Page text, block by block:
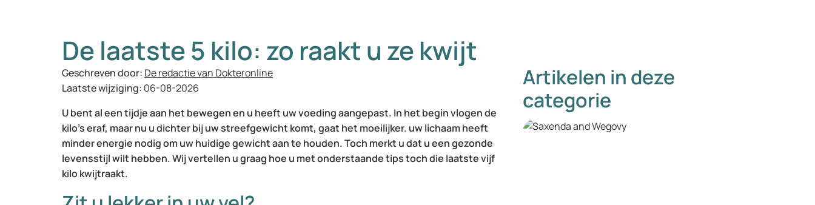
De laatste 5 kilo: zo raakt u ze kwijt
Geschreven door: De redactie van Dokteronline
Laatste wijziging: 06-08-2026
U bent al een tijdje aan het bewegen en u heeft uw voeding aangepast. In het begin vlogen de
kilo’s eraf, maar nu u dichter bij uw streefgewicht komt, gaat het moeilijker. uw lichaam heeft
minder energie nodig om uw huidige gewicht aan te houden. Toch merkt u dat u een gezonde
levensstijl wilt hebben. Wij vertellen u graag hoe u met onderstaande tips toch die laatste vijf
kilo kwijtraakt.
Artikelen in deze
categorie